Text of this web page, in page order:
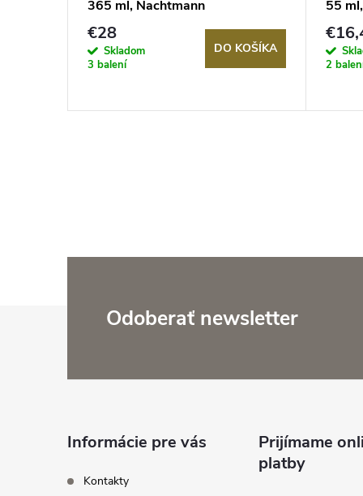
365 ml, Nachtmann
€28
Skladom
3 balení
DO KOŠÍKA
55
2
Odoberať newsletter
Informácie pre vás
Kontakty
Prijímame
platby